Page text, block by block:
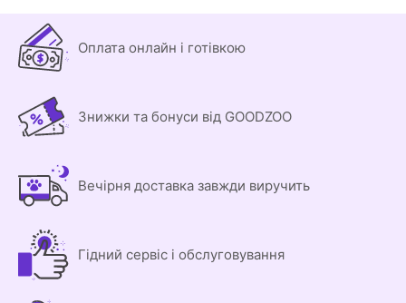
Оплата онлайн і готівкою
Знижки та бонуси від GOODZOO
Вечірня доставка завжди виручить
Гідний сервіс і обслуговування